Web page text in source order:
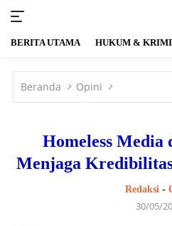
konten
BERITA UTAMA HUKUM &
Beranda Opini
Homeless Media
Menjaga
Redaksi -
30/05/